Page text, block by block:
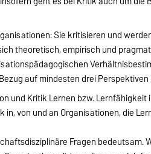
Sie kritisieren und
theoretisch, empirisch und
auf mindesten drei
und Kritik Lernen bzw. Lernfähigkeit
von und an Organisationen, die
Fragen bedeutsam.